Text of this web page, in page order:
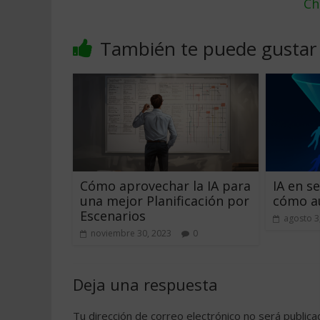
También te puede gustar
Cómo aprovechar la IA para
una mejor Planificación por
Escenarios
noviembre 30, 2023 0
IA en
cómo
agosto 3,
Deja una respuesta
Tu dirección de correo electrónico no será